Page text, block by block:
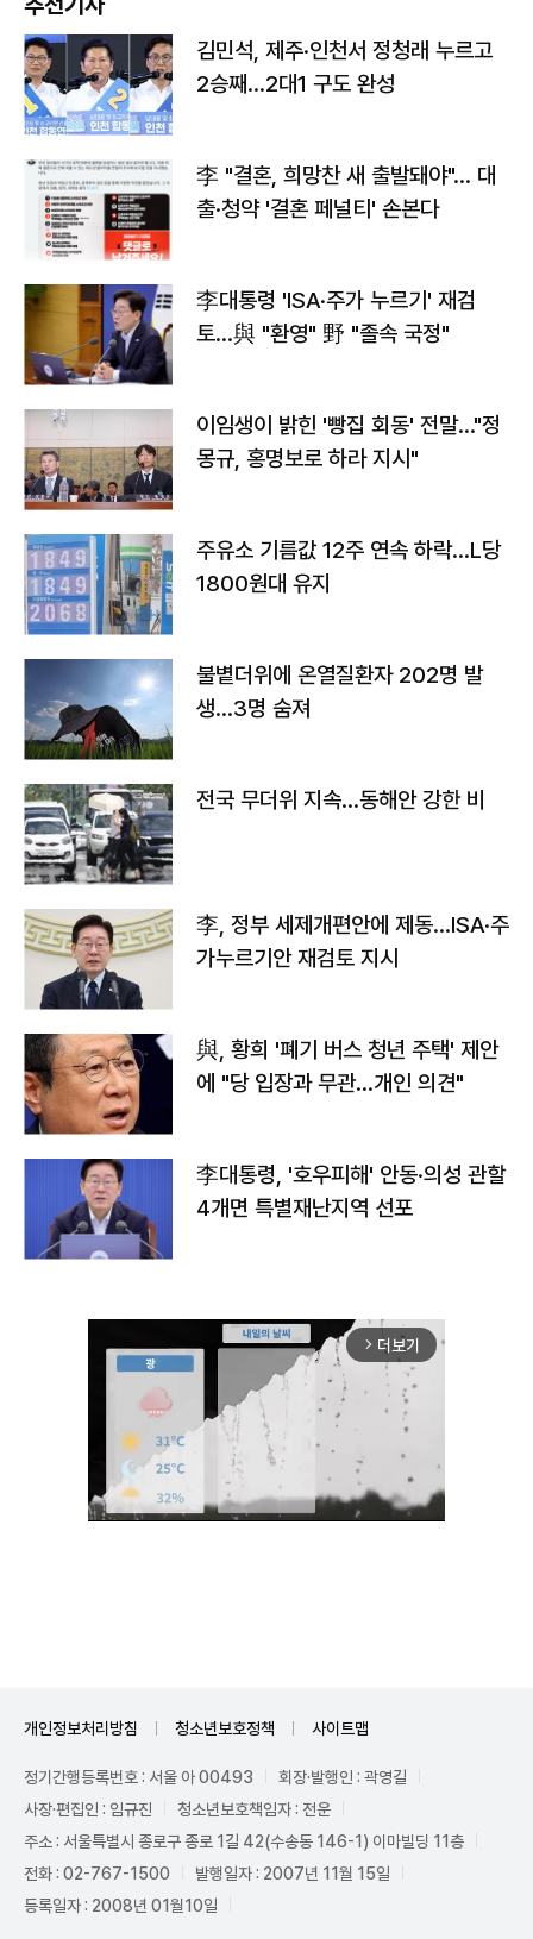
김민석, 제주·인천서 정청래 누르고
2승째…2대1 구도 완성
李 "결혼, 희망찬 새 출발돼야"… 대
출·청약 '결혼 페널티' 손본다
李대통령 'ISA·주가 누르기' 재검
토…與 "환영" 野 "졸속 국정"
이임생이 밝힌 '빵집 회동' 전말…"정
몽규, 홍명보로 하라 지시"
주유소 기름값 12주 연속 하락…L당
1800원대 유지
불볕더위에 온열질환자 202명 발
생…3명 숨져
전국 무더위 지속…동해안 강한 비
李, 정부 세제개편안에 제동…ISA·주
가누르기안 재검토 지시
與, 황희 '폐기 버스 청년 주택' 제안
에 "당 입장과 무관…개인 의견"
李대통령, '호우피해' 안동·의성 관할
4개면 특별재난지역 선포
arrow_forward_ios 더보기
개인정보처리방침 청소년보호정책 사이트맵
정기간행등록번호 : 서울 아 00493
회장·발행인 : 곽영길
사장·편집인 : 임규진
청소년보호책임자 : 전운
주소 : 서울특별시 종로구 종로 1길 42(수송동 146-1) 이마빌딩 11층
전화 : 02-767-1500
발행일자 : 2007년 11월 15일
등록일자 : 2008년 01월10일